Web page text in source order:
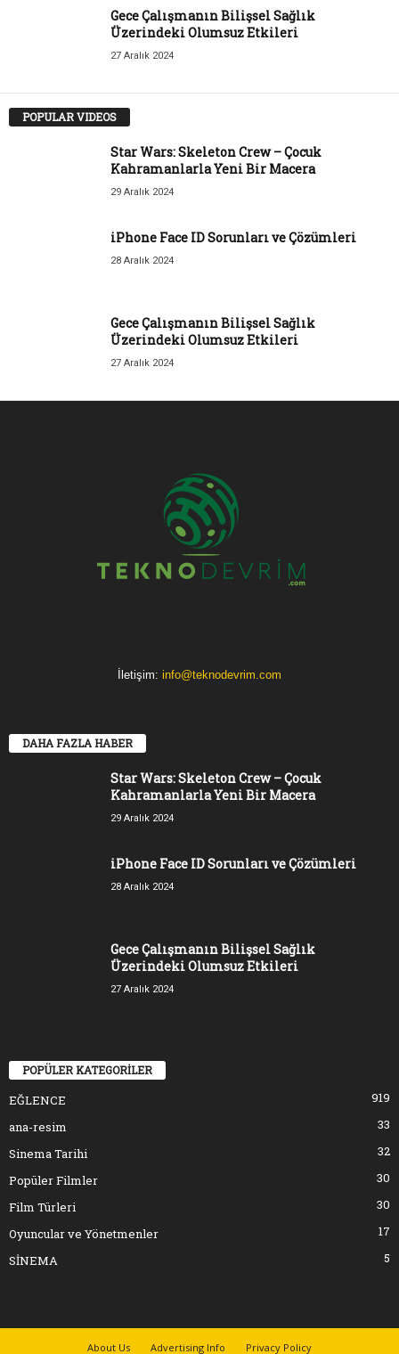
Gece Çalışmanın Bilişsel Sağlık
Üzerindeki Olumsuz Etkileri
27 Aralık 2024
POPULAR VIDEOS
Star Wars: Skeleton Crew – Çocuk
Kahramanlarla Yeni Bir Macera
29 Aralık 2024
iPhone Face ID Sorunları ve Çözümleri
28 Aralık 2024
Gece Çalışmanın Bilişsel Sağlık
Üzerindeki Olumsuz Etkileri
27 Aralık 2024
İletişim: info@teknodevrim.com
DAHA FAZLA HABER
Star Wars: Skeleton Crew – Çocuk
Kahramanlarla Yeni Bir Macera
29 Aralık 2024
iPhone Face ID Sorunları ve Çözümleri
28 Aralık 2024
Gece Çalışmanın Bilişsel Sağlık
Üzerindeki Olumsuz Etkileri
27 Aralık 2024
POPÜLER KATEGORİLER
EĞLENCE
919
ana-resim
33
Sinema Tarihi
32
Popüler Filmler
30
Film Türleri
30
Oyuncular ve Yönetmenler
17
SİNEMA
5
About Us Advertising Info Privacy Policy